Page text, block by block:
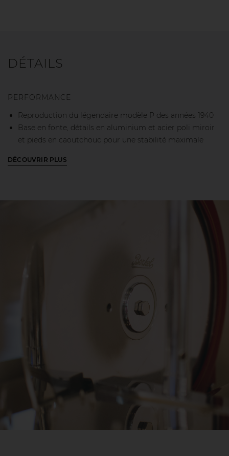
DÉTAILS
PERFORMANCE
Reproduction du légendaire modèle P des années 1940
Base en fonte, détails en aluminium et acier poli miroir
et pieds en caoutchouc pour une stabilité maximale
Taille compacte et encombrement minimal
Système d'avance et de retour rapide des assiettes
Poignéè de réglage de l’épaisseur de la tranche de 0 mm
Déflecteur avec couplage facilité pour une meilleure
Plateau port-aliment en acier inox amovible pour un
nettoyage facile de la machine
Presse-aliment en acier inox pour un verrouillage
complet du produit
Grand espace pour un nettoyage rapide et facile et
compartiment de collecte de ferraille arrière
DÉCOUVRIR PLUS